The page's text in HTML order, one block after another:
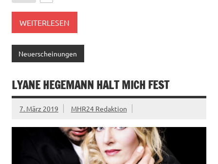
WEITERLESEN
Neuerscheinungen
LYANE HEGEMANN HALT MICH FEST
7. März 2019 MHR24 Redaktion